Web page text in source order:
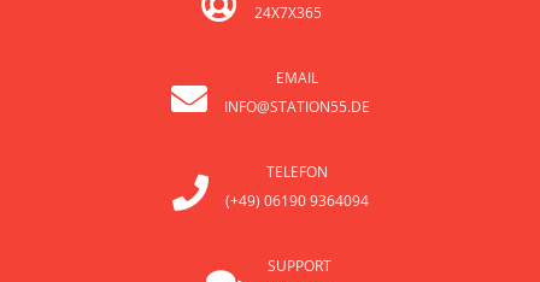
24X7X365
EMAIL
INFO@STATION55.DE
TELEFON
(+49) 06190 9364094
SUPPORT